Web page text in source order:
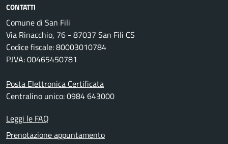
CONTATTI
Comune di San Fili
Via Rinacchio, 76 - 87037 San Fili CS
Codice fiscale: 80003010784
P.IVA: 00465450781
Posta Elettronica Certificata
Centralino unico: 0984 643000
Leggi le FAQ
Prenotazione appuntamento